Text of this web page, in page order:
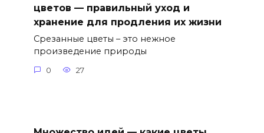
цветов — правильный уход и
хранение для продления их жизни
Срезанные цветы – это нежное
произведение природы
0 27